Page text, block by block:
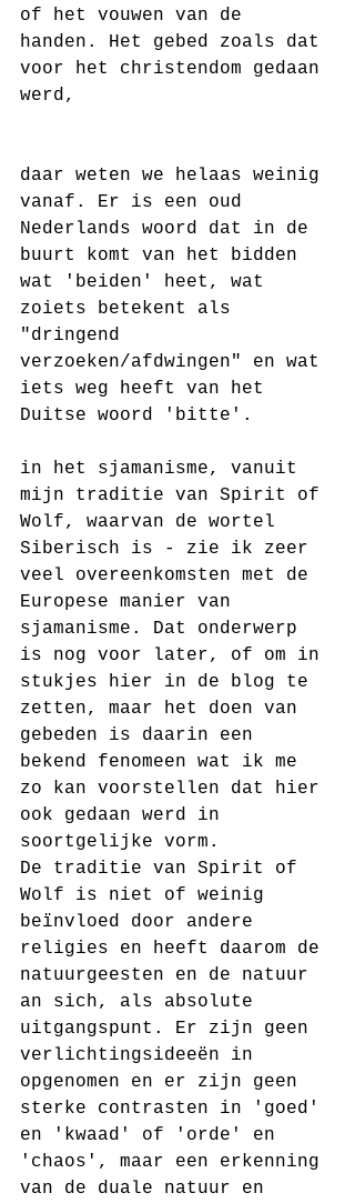
of het vouwen van de
handen. Het gebed zoals dat
voor het christendom gedaan
werd,
daar weten we helaas weinig
vanaf. Er is een oud
Nederlands woord dat in de
buurt komt van het bidden
wat 'beiden' heet, wat
zoiets betekent als
"dringend
verzoeken/afdwingen" en wat
iets weg heeft van het
Duitse woord 'bitte'.
in het sjamanisme, vanuit
mijn traditie van Spirit of
Wolf, waarvan de wortel
Siberisch is - zie ik zeer
veel overeenkomsten met de
Europese manier van
sjamanisme. Dat onderwerp
is nog voor later, of om in
stukjes hier in de blog te
zetten, maar het doen van
gebeden is daarin een
bekend fenomeen wat ik me
zo kan voorstellen dat hier
ook gedaan werd in
soortgelijke vorm.
De traditie van Spirit of
Wolf is niet of weinig
beïnvloed door andere
religies en heeft daarom de
natuurgeesten en de natuur
an sich, als absolute
uitgangspunt. Er zijn geen
verlichtingsideeën in
opgenomen en er zijn geen
sterke contrasten in 'goed'
en 'kwaad' of 'orde' en
'chaos', maar een erkenning
van de duale natuur en